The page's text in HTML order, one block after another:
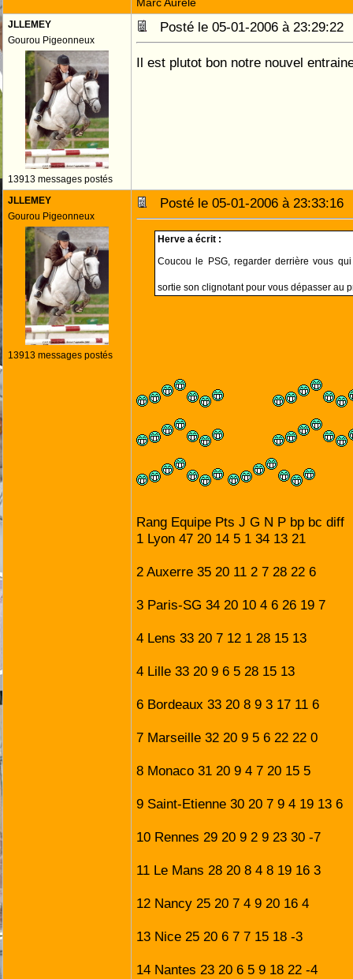
JLLEMEY
Gourou Pigeonneux
13913 messages postés
Posté le 05-01-2006 à
Il est plutot bon notre nouvel
JLLEMEY
Gourou Pigeonneux
13913 messages postés
Posté le 05-01-2006 à
Herve a écrit :
Coucou le PSG, regarder derrière vous
sortie son clignotant pour vous dépasser au
Rang Equipe Pts J G N P bp bc diff
1 Lyon 47 20 14 5 1 34 13 21
2 Auxerre 35 20 11 2 7 28 22 6
3 Paris-SG 34 20 10 4 6 26 19 7
4 Lens 33 20 7 12 1 28 15 13
4 Lille 33 20 9 6 5 28 15 13
6 Bordeaux 33 20 8 9 3 17 11 6
7 Marseille 32 20 9 5 6 22 22 0
8 Monaco 31 20 9 4 7 20 15 5
9 Saint-Etienne 30 20 7 9 4 19 13 6
10 Rennes 29 20 9 2 9 23 30 -7
11 Le Mans 28 20 8 4 8 19 16 3
12 Nancy 25 20 7 4 9 20 16 4
13 Nice 25 20 6 7 7 15 18 -3
14 Nantes 23 20 6 5 9 18 22 -4